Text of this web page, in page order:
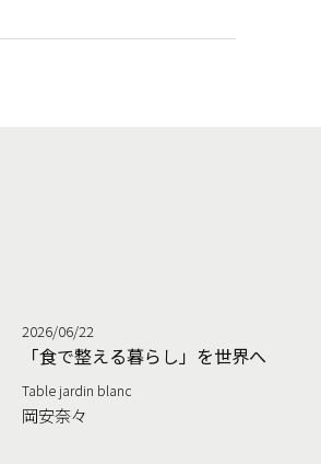
2026/06/22
「食で整える暮らし」を世界へ
Table jardin blanc
岡安奈々